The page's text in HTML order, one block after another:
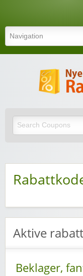
Aktive
Beklager,